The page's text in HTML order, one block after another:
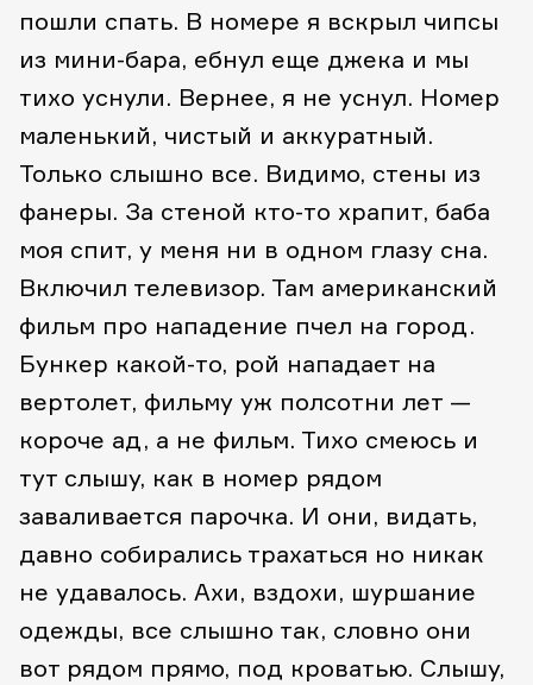
пошли спать. В номере я вскрыл чипсы
из мини-бара, ебнул еще джека и мы
тихо уснули. Вернее, я не уснул. Номер
маленький, чистый и аккуратный.
Только слышно все. Видимо, стены из
фанеры. За стеной кто-то храпит, баба
моя спит, у меня ни в одном глазу сна.
Включил телевизор. Там американский
фильм про нападение пчел на город.
Бункер какой-то, рой нападает на
вертолет, фильму уж полсотни лет —
короче ад, а не фильм. Тихо смеюсь и
тут слышу, как в номер рядом
заваливается парочка. И они, видать,
давно собирались трахаться но никак
не удавалось. Ахи, вздохи, шуршание
одежды, все слышно так, словно они
вот рядом прямо, под кроватью. Слышу,